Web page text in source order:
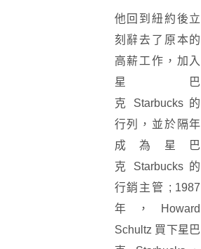
他回到紐約後立
刻辭去了原本的
高薪工作，加入
星巴
克 Starbucks 的
行列，並於隔年
成為 星巴
克
Starbucks 的
行銷主管 ; 1987
年， Howard
Schultz 買下星巴